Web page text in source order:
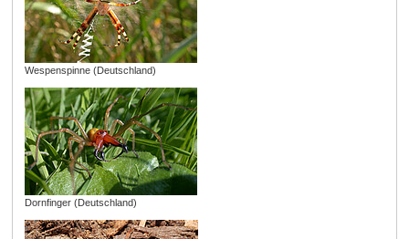
Wespenspinne (Deutschland)
Dornfinger (Deutschland)